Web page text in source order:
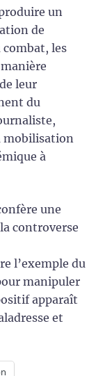
un
de
les
leur
du
mobilisation
à
une
controverse
l’exemple du
manipuler
apparaît
et